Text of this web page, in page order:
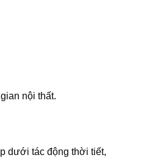
nội thất.
dưới tác động thời tiết,